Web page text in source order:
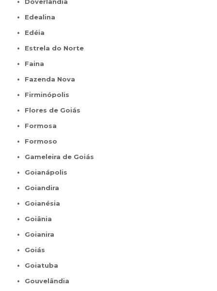
Edealina
Edéia
Estrela do Norte
Faina
Fazenda Nova
Firminópolis
Flores de Goiás
Formosa
Formoso
Gameleira de Goiás
Goianápolis
Goiandira
Goianésia
Goiânia
Goianira
Goiás
Goiatuba
Gouvelândia